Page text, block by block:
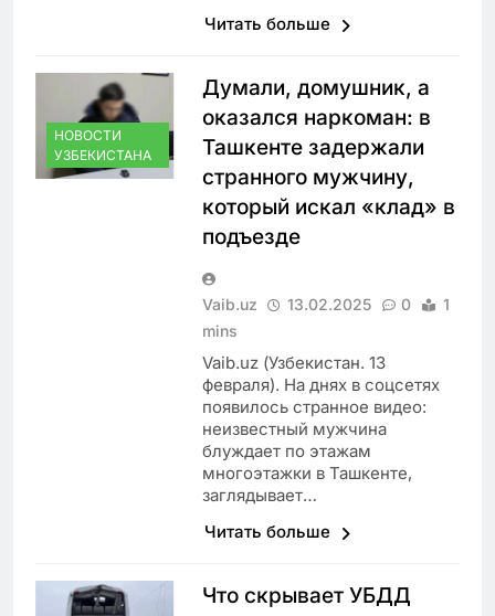
Читать больше
НОВОСТИ
УЗБЕКИСТАНА
Думали, домушник, а
оказался наркоман: в
Ташкенте задержали
странного мужчину,
который искал «клад» в
подъезде
Vaib.uz 13.02.2025 0
1
mins
Vaib.uz (Узбекистан. 13
февраля). На днях в соцсетях
появилось странное видео:
неизвестный мужчина
блуждает по этажам
многоэтажки в Ташкенте,
заглядывает…
Читать больше
Что скрывает УБДД